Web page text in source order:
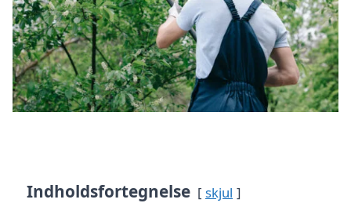
Indholdsfortegnelse skjul